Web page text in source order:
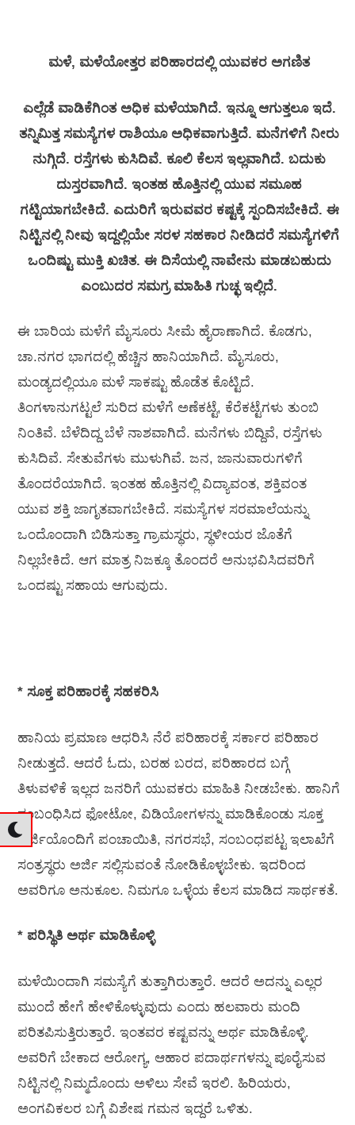
ಮಳೆ, ಮಳೆಯೋತ್ತರ ಪರಿಹಾರದಲ್ಲಿ ಯುವಕರ ಅಗಣಿತ
ಎಲ್ಲೆಡೆ ವಾಡಿಕೆಗಿಂತ ಅಧಿಕ ಮಳೆಯಾಗಿದೆ. ಇನ್ನೂ ಆಗುತ್ತಲೂ ಇದೆ.
ತನ್ನಿಮಿತ್ತ ಸಮಸ್ಯೆಗಳ ರಾಶಿಯೂ ಅಧಿಕವಾಗುತ್ತಿದೆ. ಮನೆಗಳಿಗೆ ನೀರು
ನುಗ್ಗಿದೆ. ರಸ್ತೆಗಳು ಕುಸಿದಿವೆ. ಕೂಲಿ ಕೆಲಸ ಇಲ್ಲವಾಗಿದೆ. ಬದುಕು
ದುಸ್ತರವಾಗಿದೆ. ಇಂತಹ ಹೊತ್ತಿನಲ್ಲಿ ಯುವ ಸಮೂಹ
ಗಟ್ಟಿಯಾಗಬೇಕಿದೆ. ಎದುರಿಗೆ ಇರುವವರ ಕಷ್ಟಕ್ಕೆ ಸ್ಪಂದಿಸಬೇಕಿದೆ. ಈ
ನಿಟ್ಟಿನಲ್ಲಿ ನೀವು ಇದ್ದಲ್ಲಿಯೇ ಸರಳ ಸಹಕಾರ ನೀಡಿದರೆ ಸಮಸ್ಯೆಗಳಿಗೆ
ಒಂದಿಷ್ಟು ಮುಕ್ತಿ ಖಚಿತ. ಈ ದಿಸೆಯಲ್ಲಿ ನಾವೇನು ಮಾಡಬಹುದು
ಎಂಬುದರ ಸಮಗ್ರ ಮಾಹಿತಿ ಗುಚ್ಛ ಇಲ್ಲಿದೆ.
ಈ ಬಾರಿಯ ಮಳೆಗೆ ಮೈಸೂರು ಸೀಮೆ ಹೈರಾಣಾಗಿದೆ. ಕೊಡಗು,
ಚಾ.ನಗರ ಭಾಗದಲ್ಲಿ ಹೆಚ್ಚಿನ ಹಾನಿಯಾಗಿದೆ. ಮೈಸೂರು,
ಮಂಡ್ಯದಲ್ಲಿಯೂ ಮಳೆ ಸಾಕಷ್ಟು ಹೊಡೆತ ಕೊಟ್ಟಿದೆ.
ತಿಂಗಳಾನುಗಟ್ಟಲೆ ಸುರಿದ ಮಳೆಗೆ ಅಣೆಕಟ್ಟೆ, ಕೆರೆಕಟ್ಟೆಗಳು ತುಂಬಿ
ನಿಂತಿವೆ. ಬೆಳೆದಿದ್ದ ಬೆಳೆ ನಾಶವಾಗಿದೆ. ಮನೆಗಳು ಬಿದ್ದಿವೆ, ರಸ್ತೆಗಳು
ಕುಸಿದಿವೆ. ಸೇತುವೆಗಳು ಮುಳುಗಿವೆ. ಜನ, ಜಾನುವಾರುಗಳಿಗೆ
ತೊಂದರೆಯಾಗಿದೆ. ಇಂತಹ ಹೊತ್ತಿನಲ್ಲಿ ವಿದ್ಯಾವಂತ, ಶಕ್ತಿವಂತ
ಯುವ ಶಕ್ತಿ ಜಾಗೃತವಾಗಬೇಕಿದೆ. ಸಮಸ್ಯೆಗಳ ಸರಮಾಲೆಯನ್ನು
ಒಂದೊಂದಾಗಿ ಬಿಡಿಸುತ್ತಾ ಗ್ರಾಮಸ್ಥರು, ಸ್ಥಳೀಯರ ಜೊತೆಗೆ
ನಿಲ್ಲಬೇಕಿದೆ. ಆಗ ಮಾತ್ರ ನಿಜಕ್ಕೂ ತೊಂದರೆ ಅನುಭವಿಸಿದವರಿಗೆ
ಒಂದಷ್ಟು ಸಹಾಯ ಆಗುವುದು.
* ಸೂಕ್ತ ಪರಿಹಾರಕ್ಕೆ ಸಹಕರಿಸಿ
ಹಾನಿಯ ಪ್ರಮಾಣ ಆಧರಿಸಿ ನೆರೆ ಪರಿಹಾರಕ್ಕೆ ಸರ್ಕಾರ ಪರಿಹಾರ
ನೀಡುತ್ತದೆ. ಆದರೆ ಓದು, ಬರಹ ಬರದ, ಪರಿಹಾರದ ಬಗ್ಗೆ
ತಿಳುವಳಿಕೆ ಇಲ್ಲದ ಜನರಿಗೆ ಯುವಕರು ಮಾಹಿತಿ ನೀಡಬೇಕು. ಹಾನಿಗೆ
ಸಂಬಂಧಿಸಿದ ಫೋಟೋ, ವಿಡಿಯೋಗಳನ್ನು ಮಾಡಿಕೊಂಡು ಸೂಕ್ತ
ಅರ್ಜಿಯೊಂದಿಗೆ ಪಂಚಾಯಿತಿ, ನಗರಸಭೆ, ಸಂಬಂಧಪಟ್ಟ ಇಲಾಖೆಗೆ
ಸಂತ್ರಸ್ಥರು ಅರ್ಜಿ ಸಲ್ಲಿಸುವಂತೆ ನೋಡಿಕೊಳ್ಳಬೇಕು. ಇದರಿಂದ
ಅವರಿಗೂ ಅನುಕೂಲ. ನಿಮಗೂ ಒಳ್ಳೆಯ ಕೆಲಸ ಮಾಡಿದ ಸಾರ್ಥಕತೆ.
* ಪರಿಸ್ಥಿತಿ ಅರ್ಥ ಮಾಡಿಕೊಳ್ಳಿ
ಮಳೆಯಿಂದಾಗಿ ಸಮಸ್ಯೆಗೆ ತುತ್ತಾಗಿರುತ್ತಾರೆ. ಆದರೆ ಅದನ್ನು ಎಲ್ಲರ
ಮುಂದೆ ಹೇಗೆ ಹೇಳಿಕೊಳ್ಳುವುದು ಎಂದು ಹಲವಾರು ಮಂದಿ
ಪರಿತಪಿಸುತ್ತಿರುತ್ತಾರೆ. ಇಂತವರ ಕಷ್ಟವನ್ನು ಅರ್ಥ ಮಾಡಿಕೊಳ್ಳಿ.
ಅವರಿಗೆ ಬೇಕಾದ ಆರೋಗ್ಯ, ಆಹಾರ ಪದಾರ್ಥಗಳನ್ನು ಪೂರೈಸುವ
ನಿಟ್ಟಿನಲ್ಲಿ ನಿಮ್ಮದೊಂದು ಅಳಿಲು ಸೇವೆ ಇರಲಿ. ಹಿರಿಯರು,
ಅಂಗವಿಕಲರ ಬಗ್ಗೆ ವಿಶೇಷ ಗಮನ ಇದ್ದರೆ ಒಳಿತು.